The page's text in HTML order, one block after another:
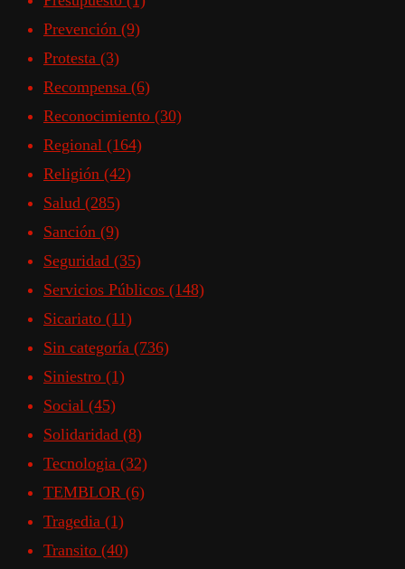
Prevención (9)
Protesta (3)
Recompensa (6)
Reconocimiento (30)
Regional (164)
Religión (42)
Salud (285)
Sanción (9)
Seguridad (35)
Servicios Públicos (148)
Sicariato (11)
Sin categoría (736)
Siniestro (1)
Social (45)
Solidaridad (8)
Tecnologia (32)
TEMBLOR (6)
Tragedia (1)
Transito (40)